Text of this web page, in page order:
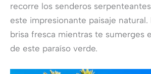
recorre los senderos
este impresionante paisaje natural.
brisa fresca mientras te sumerges
de este paraíso verde.